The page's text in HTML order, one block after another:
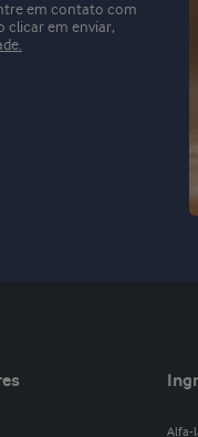
em contato com
clicar em enviar,
Alfa-